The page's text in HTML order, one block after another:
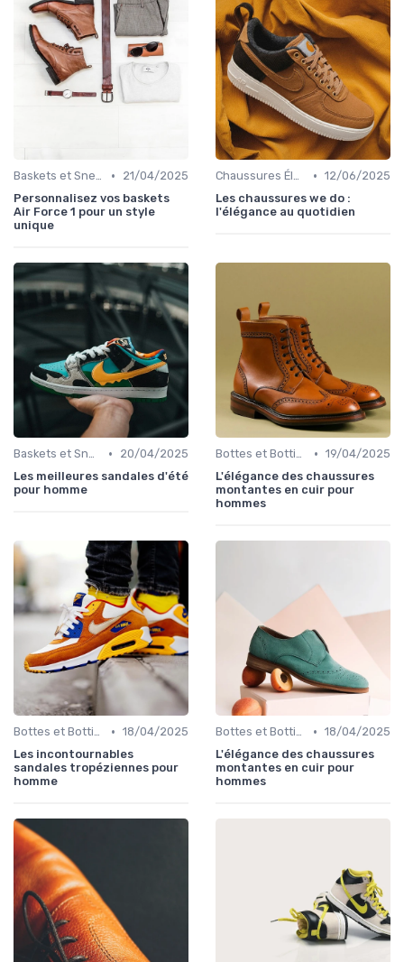
Baskets et Sneakers •
21/04/2025
Personnalisez vos baskets
Air Force 1 pour un style
unique
Chaussures Élégantes et de Cérémonie • 12/06/2025
Les chaussures we do :
l'élégance au quotidien
Baskets et Sneakers •
20/04/2025
Les meilleures sandales d'été
pour homme
Bottes et Bottines • 19/04/2025
L'élégance des chaussures
montantes en cuir pour
hommes
Bottes et Bottines • 18/04/2025
Les incontournables
sandales tropéziennes pour
homme
Bottes et Bottines • 18/04/2025
L'élégance des chaussures
montantes en cuir pour
hommes